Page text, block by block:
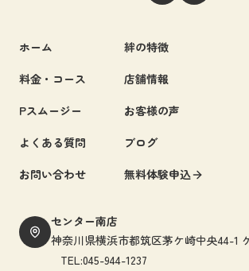
ホーム
絆の特徴
料金・コース
店舗情報
Pスムージー
お客様の声
よくある質問
ブログ
お問い合わせ
無料体験申込
センター南店
神奈川県横浜市都筑区茅ケ崎中央44-1
TEL:045-944-1237